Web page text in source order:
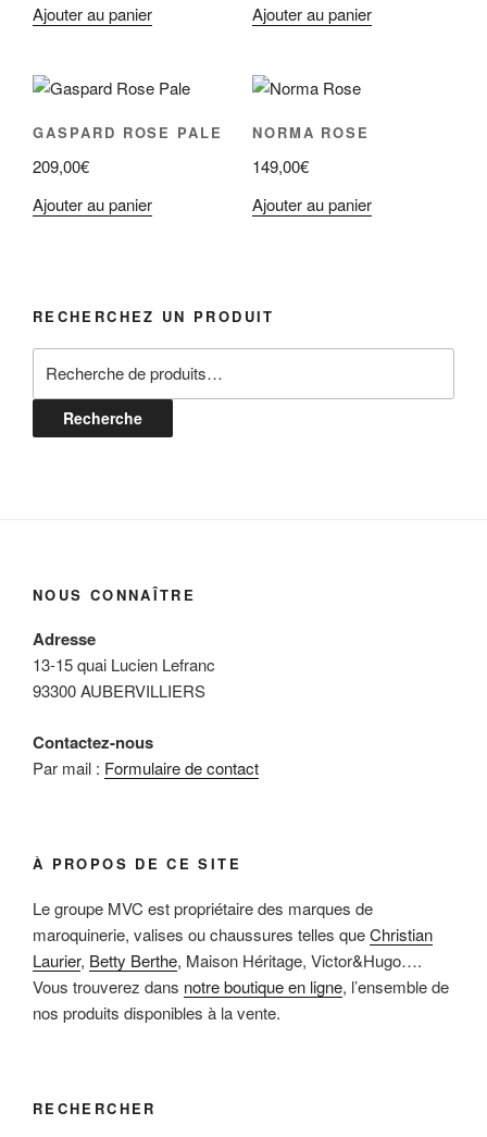
Ajouter au panier
Ajouter au panier
GASPARD ROSE PALE
209,00€
Ajouter au panier
NORMA ROSE
149,00€
Ajouter au panier
RECHERCHEZ UN PRODUIT
pour :
Recherche
NOUS CONNAÎTRE
Adresse
13-15 quai Lucien Lefranc
93300 AUBERVILLIERS
Contactez-nous
Par mail : Formulaire de contact
À PROPOS DE CE SITE
Le groupe MVC est propriétaire des marques de
maroquinerie, valises ou chaussures telles queChristian
Laurier, Betty Berthe, Maison Héritage, Victor&Hugo….
Vous trouverez dans notre boutique en ligne, l’ensemble de
nos produits disponibles à la vente.
RECHERCHER